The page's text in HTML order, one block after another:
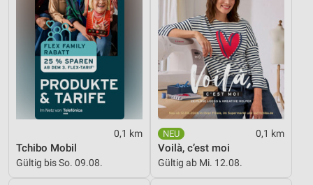
0,1 km
Tchibo Mobil
Gültig bis So. 09.08.
0,1 km
Voilà, c’est moi
Gültig ab Mi. 12.08.